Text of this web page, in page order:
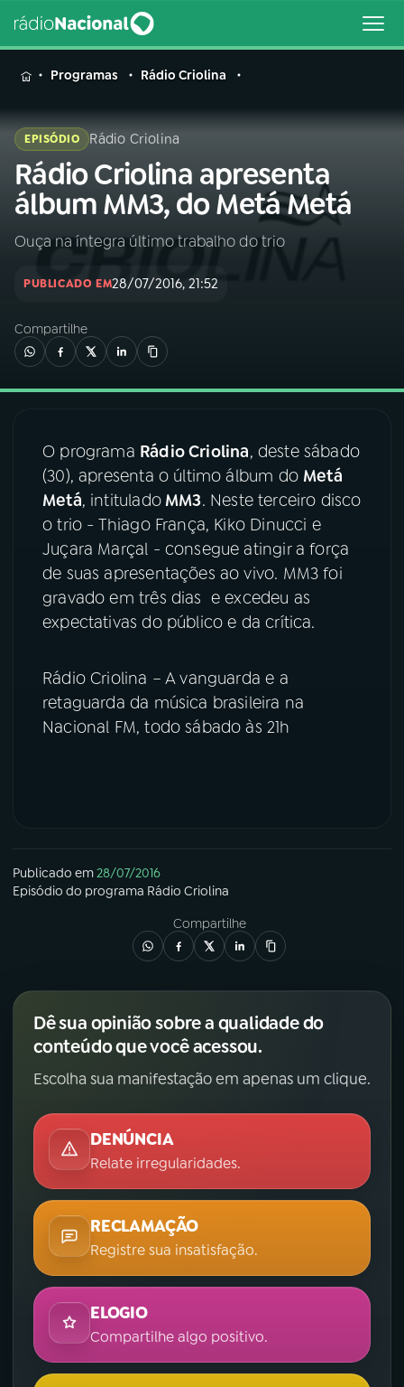
MENU
Buscar
na
Rádio
Nacional
Buscar
01INÍCIO
02A RÁDIO
03PROGRAMAÇÃO
04PROGRAMAS
05PODCASTS
06VIDEOCASTS
07ÚLTIMAS
Instagram X
Programas Rádio Criolina
EPISÓDIO Rádio Criolina
Rádio Criolina apresenta
álbum MM3, do Metá Metá
Ouça na íntegra último trabalho do trio
PUBLICADO EM28/07/2016, 21:52
Compartilhe
O programa Rádio Criolina, deste sábado
(30), apresenta o último álbum do Metá
Metá, intituladoMM3. Neste terceiro disco
o trio - Thiago França, Kiko Dinucci e
Juçara Marçal - consegue atingir a força
de suas apresentações ao vivo. MM3 foi
gravado em três dias e excedeu as
expectativas do público e da crítica.
Rádio Criolina – A vanguarda e a
retaguarda da música brasileira na
Nacional FM, todo sábado às 21h
Publicado em28/07/2016
Episódio do programa Rádio Criolina
Compartilhe
Dê sua opinião sobre a qualidade do
conteúdo que você acessou.
Escolha sua manifestação em apenas um clique.
DENÚNCIA
Relate irregularidades.
RECLAMAÇÃO
Registre sua insatisfação.
ELOGIO
Compartilhe algo positivo.